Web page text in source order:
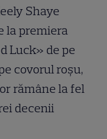
Shaye
la premiera
Luck» de pe
covorul roșu,
rămâne la fel
decenii